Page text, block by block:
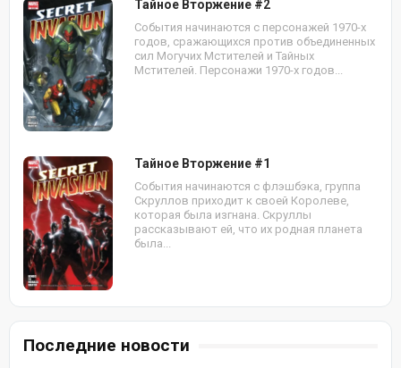
Тайное Вторжение #2
События начинаются с персонажей 1970-х
годов, сражающихся против объединенных
сил Могучих Мстителей и Тайных
Мстителей. Персонажи 1970-х годов...
Тайное Вторжение #1
События начинаются с флэшбэка, группа
Скруллов приходит к своей Королеве,
которая была изгнана. Скруллы
рассказывают ей, что их родная планета
была...
Последние новости